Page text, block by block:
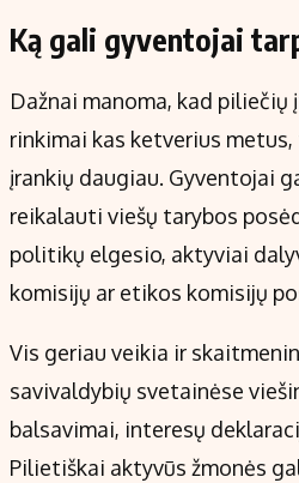
Ką gali gyventojai
Dažnai manoma, kad
rinkimai kas ketverius
įrankių daugiau. Gyventojai
reikalauti viešų tarybos
politikų elgesio, aktyviai
komisijų ar etikos komisijų
Vis geriau veikia ir
savivaldybių svetainėse
balsavimai, interesų
Pilietiškai aktyvūs žmonės